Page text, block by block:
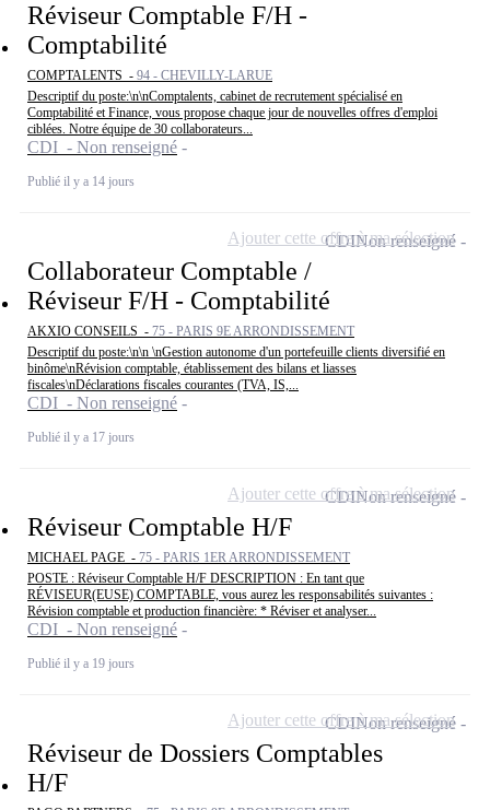
Réviseur Comptable F/H -
Comptabilité
COMPTALENTS - 94 - CHEVILLY-LARUE
Descriptif du poste:\n\nComptalents, cabinet de recrutement spécialisé en
Comptabilité et Finance, vous propose chaque jour de nouvelles offres d'emploi
ciblées. Notre équipe de 30 collaborateurs...
CDI - Non renseigné
Publié il y a 14 jours
Collaborateur Comptable /
Réviseur F/H - Comptabilité
AKXIO CONSEILS - 75 - PARIS 9E ARRONDISSEMENT
Descriptif du poste:\n\n \nGestion autonome d'un portefeuille clients diversifié en
binôme\nRévision comptable, établissement des bilans et liasses
fiscales\nDéclarations fiscales courantes (TVA, IS,...
CDI - Non renseigné
Publié il y a 17 jours
CDINon renseigné
Ajouter cette offre à ma sélection
Réviseur Comptable H/F
MICHAEL PAGE - 75 - PARIS 1ER ARRONDISSEMENT
POSTE : Réviseur Comptable H/F DESCRIPTION : En tant que
RÉVISEUR(EUSE) COMPTABLE, vous aurez les responsabilités suivantes :
Révision comptable et production financière: * Réviser et analyser...
CDI - Non renseigné
Publié il y a 19 jours
CDINon renseigné
Ajouter cette offre à ma sélection
Réviseur de Dossiers Comptables
H/F
CDINon renseigné
Ajouter cette offre à ma sélection